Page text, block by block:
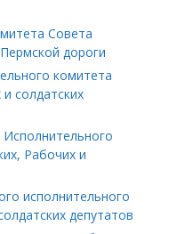
Совета
дороги
комитета
солдатских
Рабочих и
исполнительного
депутатов